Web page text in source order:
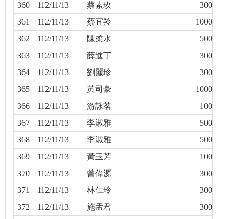
360
112/11/13 蔡素玫
300
361
112/11/13 蔡宜羚
1000
362
112/11/13 陳柔水
500
363
112/11/13 薛進丁
300
364
112/11/13 劉麗珍
300
365
112/11/13 黃司豪
1000
366
112/11/13 游詠茗
100
367
112/11/13 李淑雅
500
368
112/11/13 李淑雅
500
369
112/11/13 黃玉芳
100
370
112/11/13 曾偉源
300
371
112/11/13 林仁玲
300
372
112/11/13 施孟君 300